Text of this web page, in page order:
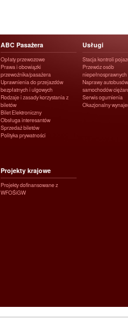
ABC Pasażera
Opłaty przewozowe
Prawa i obowiązki
przewoźnika/pasażera
Uprawnienia do przejazdów
bezpłatnych i ulgowych
Rodzaje i zasady korzystania z
biletów
Bilet Elektroniczny
Obsługa interesantów
Sprzedaż biletów
Polityka prywatności
Usługi
Stacja kontroli
Przewóz osób
niepełnosprawnych
Naprawy
samochodów
Serwis ogumienia
Okazjonalny
Projekty krajowe
Projekty dofinansowane z
WFOŚiGW